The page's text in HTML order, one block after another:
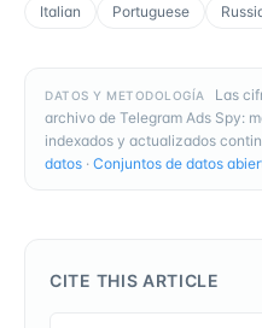
Italian
Portuguese
DATOS Y METODOLOGÍA
Las
archivo de Telegram Ads Spy:
indexados y actualizados
datos · Conjuntos de datos
CITE THIS ARTICLE